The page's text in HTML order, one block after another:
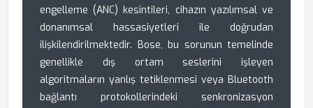
engelleme (ANC) kesintileri, cihazın yazılımsal ve
donanımsal hassasiyetleri ile doğrudan
ilişkilendirilmektedir. Bose, bu sorunun temelinde
genellikle dış ortam seslerini işleyen
algoritmaların yanlış tetiklenmesi veya Bluetooth
bağlantı protokollerindeki senkronizasyon